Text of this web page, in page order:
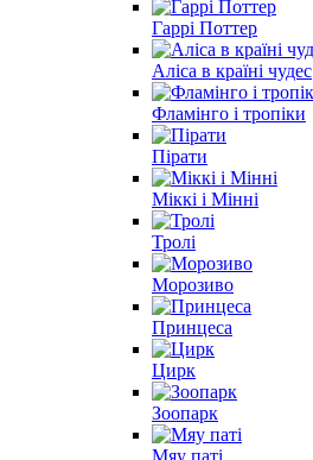
Гаррі Поттер
Аліса в країні чудес
Фламінго і тропіки
Пірати
Міккі і Мінні
Тролі
Морозиво
Принцеса
Цирк
Зоопарк
Мяу паті